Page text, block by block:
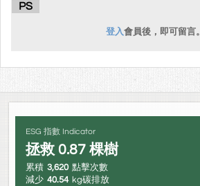
PS
登入會員後，即可留言。
ESG 指數 Indicator
拯救 0.87 棵樹
累積 3,620 點擊次數
減少 40.54 kg碳排放